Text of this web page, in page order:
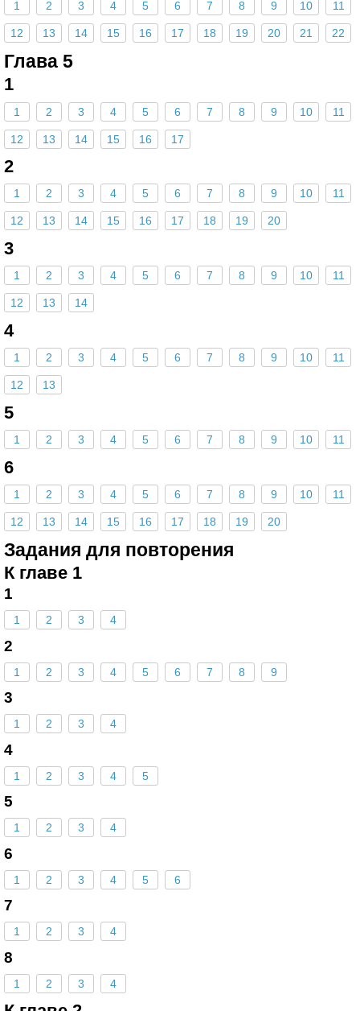
1 2 3 4 5 6 7 8 9 10 11
12 13 14 15 16 17 18 19 20 21 22
Глава 5
1
1 2 3 4 5 6 7 8 9 10 11
12 13 14 15 16 17
2
1 2 3 4 5 6 7 8 9 10 11
12 13 14 15 16 17 18 19 20
3
1 2 3 4 5 6 7 8 9 10 11
12 13 14
4
1 2 3 4 5 6 7 8 9 10 11
12 13
5
1 2 3 4 5 6 7 8 9 10 11
6
1 2 3 4 5 6 7 8 9 10 11
12 13 14 15 16 17 18 19 20
Задания для повторения
К главе 1
1
1 2 3 4
2
1 2 3 4 5 6 7 8 9
3
1 2 3 4
4
1 2 3 4 5
5
1 2 3 4
6
1 2 3 4 5 6
7
1 2 3 4
8
1 2 3 4